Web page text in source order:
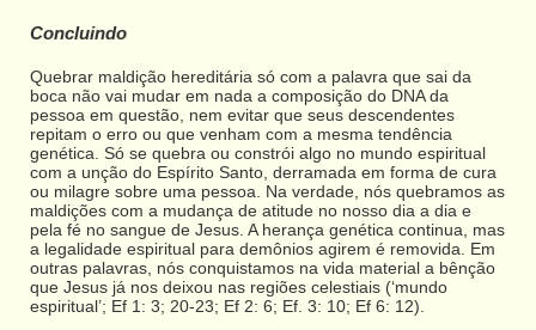
Concluindo
Quebrar maldição hereditária só com a palavra que sai da
boca não vai mudar em nada a composição do DNA da
pessoa em questão, nem evitar que seus descendentes
repitam o erro ou que venham com a mesma tendência
genética. Só se quebra ou constrói algo no mundo espiritual
com a unção do Espírito Santo, derramada em forma de cura
ou milagre sobre uma pessoa. Na verdade, nós quebramos as
maldições com a mudança de atitude no nosso dia a dia e
pela fé no sangue de Jesus. A herança genética continua, mas
a legalidade espiritual para demônios agirem é removida. Em
outras palavras, nós conquistamos na vida material a bênção
que Jesus já nos deixou nas regiões celestiais (‘mundo
espiritual’; Ef 1: 3; 20-23; Ef 2: 6; Ef. 3: 10; Ef 6: 12).